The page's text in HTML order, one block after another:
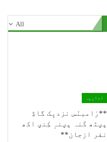
All
اداریہ
**رَامبنَس نزدیٖک گاڈِ
پؠٹھ کَنہ پؠنہٕ کِنؠ اکھ
نفر ازجان**